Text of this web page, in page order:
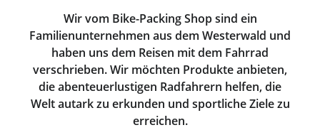
Wir vom Bike-Packing Shop sind ein
Familienunternehmen aus dem Westerwald und
haben uns dem Reisen mit dem Fahrrad
verschrieben. Wir möchten Produkte anbieten,
die abenteuerlustigen Radfahrern helfen, die
Welt autark zu erkunden und sportliche Ziele zu
erreichen.